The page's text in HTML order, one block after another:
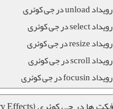
رویداد unload در جی کوئری
رویداد select در جی کوئری
رویداد resize در جی کوئری
رویداد scroll در جی کوئری
رویداد focusin در جی کوئری